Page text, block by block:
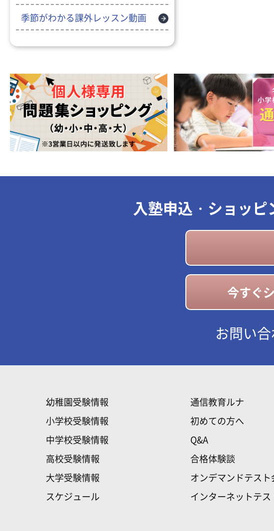
季節がわかる課外レッスン動画
入塾申込・ショッピ
今すぐ
お問い
幼稚園受験情報
小学校受験情報
中学校受験情報
高校受験情報
大学受験情報
スケジュール
通信教育ルナ
初めての方へ
Q&A
合格体験談
オンデマンドテスト
インターネットテス